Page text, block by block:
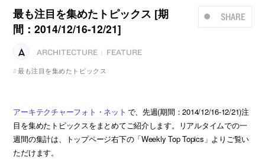
SHARE
最も注目を集めたトピックス [期
間：2014/12/16-12/21]
ARCHITECTURE
FEATURE
最も注目を集めたトピックス
アーキテクチャーフォト・ネット で、先週(期間：2014/12/16-12/21)注
目を集めたトピックスをまとめてご紹介します。リアルタイムでの一
週間の集計は、トップページ右下の「Weekly Top Topics」よりご覧い
ただけます。